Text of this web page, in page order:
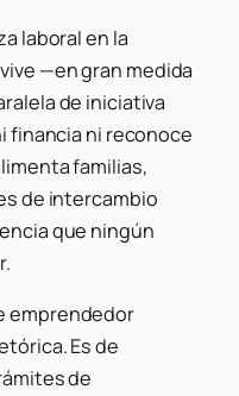
laboral en la
—en gran medida
de iniciativa
financia ni reconoce
familias,
de intercambio
que ningún
emprendedor
Es de
de